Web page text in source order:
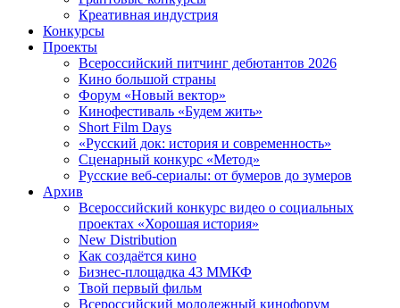
Креативная индустрия
Конкурсы
Проекты
Всероссийский питчинг дебютантов 2026
Кино большой страны
Форум «Новый вектор»
Кинофестиваль «Будем жить»
Short Film Days
«Русский док: история и современность»
Сценарный конкурс «Метод»
Русские веб-сериалы: от бумеров до зумеров
Архив
Всероссийский конкурс видео о социальных
проектах «Хорошая история»
New Distribution
Как создаётся кино
Бизнес-площадка 43 ММКФ
Твой первый фильм
Всероссийский молодежный кинофорум